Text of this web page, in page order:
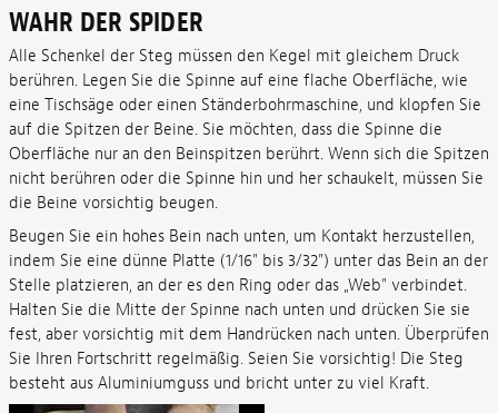
WAHR DER SPIDER
Alle Schenkel der Steg müssen den Kegel mit gleichem Druck
berühren. Legen Sie die Spinne auf eine flache Oberfläche, wie
eine Tischsäge oder einen Ständerbohrmaschine, und klopfen Sie
auf die Spitzen der Beine. Sie möchten, dass die Spinne die
Oberfläche nur an den Beinspitzen berührt. Wenn sich die Spitzen
nicht berühren oder die Spinne hin und her schaukelt, müssen Sie
die Beine vorsichtig beugen.
Beugen Sie ein hohes Bein nach unten, um Kontakt herzustellen,
indem Sie eine dünne Platte (1/16" bis 3/32") unter das Bein an der
Stelle platzieren, an der es den Ring oder das „Web" verbindet.
Halten Sie die Mitte der Spinne nach unten und drücken Sie sie
fest, aber vorsichtig mit dem Handrücken nach unten. Überprüfen
Sie Ihren Fortschritt regelmäßig. Seien Sie vorsichtig! Die Steg
besteht aus Aluminiumguss und bricht unter zu viel Kraft.